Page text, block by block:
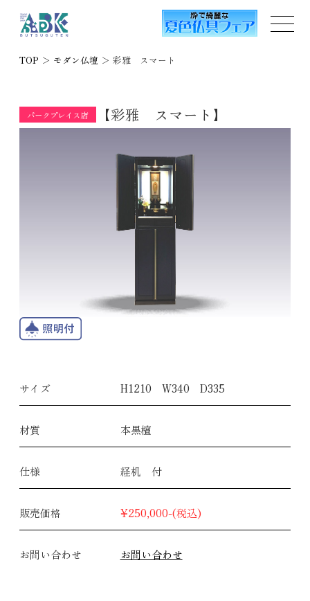
TOP ＞ モダン仏壇 ＞ 彩雅 スマート
パークプレイス店 【彩雅 スマート】
サイズ H1210 W340 D335
材質 本黒檀
仕様 経机 付
販売価格 ¥250,000-(税込)
お問い合わせ お問い合わせ